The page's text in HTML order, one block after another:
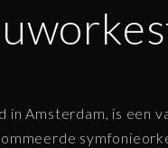
Amsterdam, is een